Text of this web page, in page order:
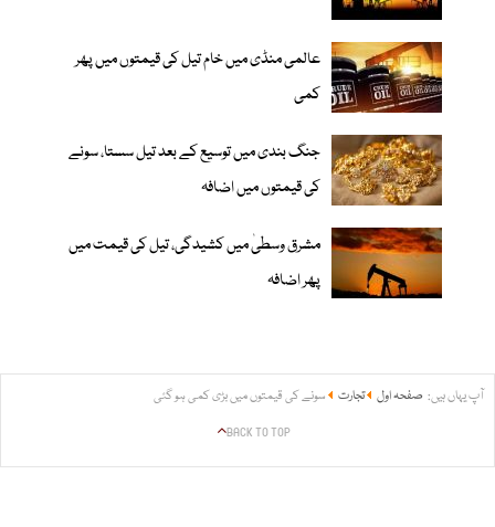
عالمی منڈی میں خام تیل کی قیمتوں میں پھر
کمی
جنگ بندی میں توسیع کے بعد تیل سستا، سونے
کی قیمتوں میں اضافہ
مشرق وسطیٰ میں کشیدگی، تیل کی قیمت میں
پھر اضافہ
آپ یہاں ہیں: صفحہ اول تجارت سونے کی قیمتوں میں بڑی کمی ہو گئی
BACK TO TOP